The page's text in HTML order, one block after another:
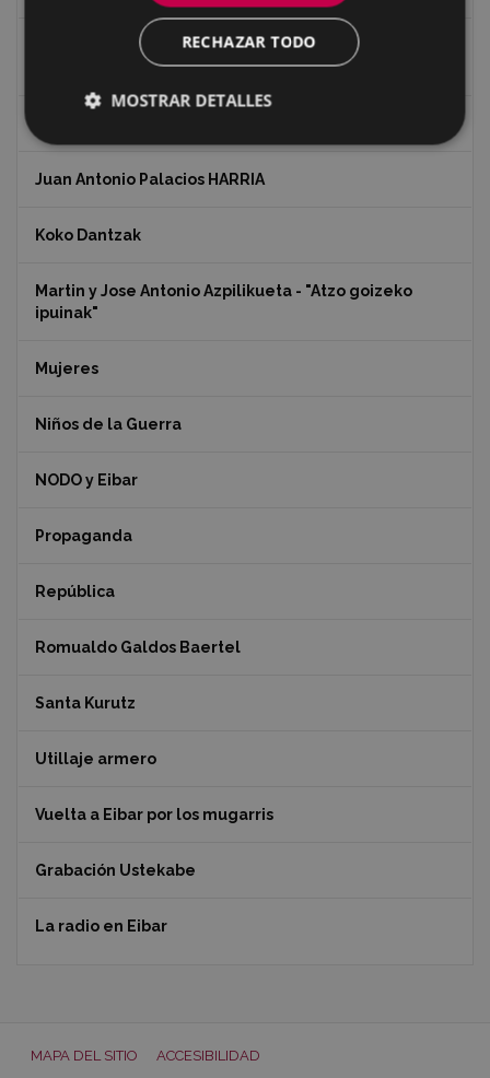
Ignacio Zuloaga, cuadros del autor en las tiendas de
Juan Antonio Palacios HARRIA
Koko Dantzak
Martin y Jose Antonio Azpilikueta - "Atzo goizeko
ipuinak"
Mujeres
Niños de la Guerra
NODO y Eibar
Propaganda
República
Romualdo Galdos Baertel
Santa Kurutz
Utillaje armero
Vuelta a Eibar por los mugarris
Grabación Ustekabe
La radio en Eibar
MAPA DEL SITIO
ACCESIBILIDAD
RECHAZAR TODO
MOSTRAR DETALLES